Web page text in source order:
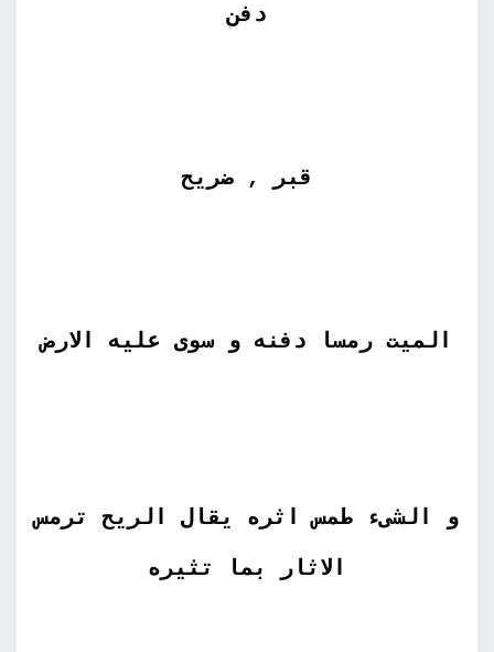
دفن
قبر , ضريح
الميت رمسا دفنه و سوى عليه الارض
و الشىء طمس اثره يقال الريح ترمس
الاثار بما تثيره